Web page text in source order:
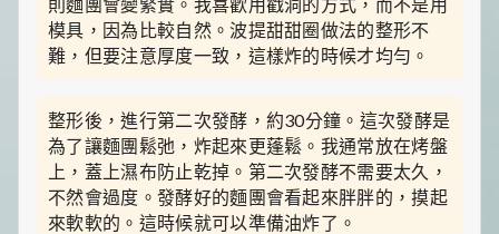
模具，因為比較自然。波提甜甜圈做法的整形不
難，但要注意厚度一致，這樣炸的時候才均勻。
整形後，進行第二次發酵，約30分鐘。這次發酵是
為了讓麵團鬆弛，炸起來更蓬鬆。我通常放在烤盤
上，蓋上濕布防止乾掉。第二次發酵不需要太久，
不然會過度。發酵好的麵團會看起來胖胖的，摸起
來軟軟的。這時候就可以準備油炸了。